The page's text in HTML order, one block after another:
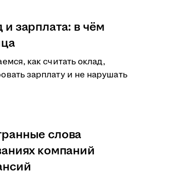
и зарплата: в чём
как считать оклад,
зарплату и не нарушать
слова
компаний